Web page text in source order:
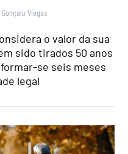
Gonçalo Viegas
o valor da sua
sido tirados 50 anos
se seis meses
legal